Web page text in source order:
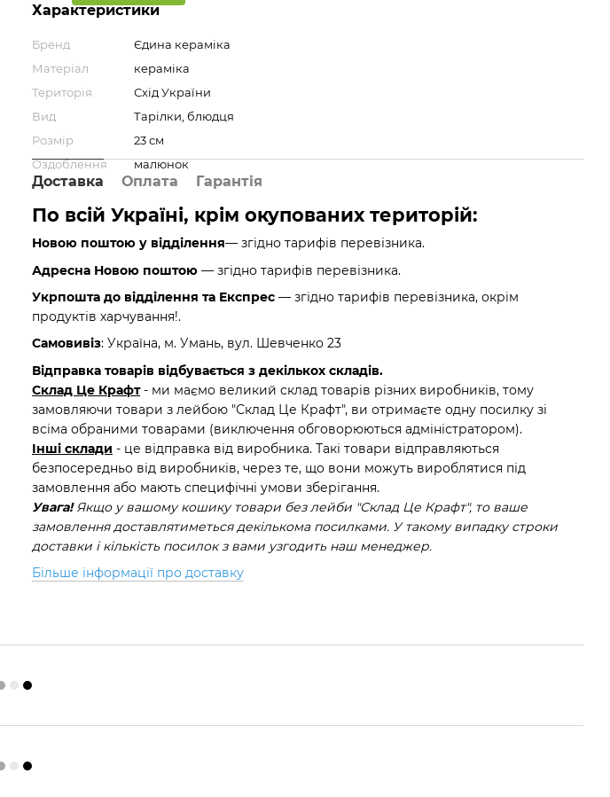
Характеристики
Бренд
Єдина кераміка
Матеріал
кераміка
Територія
Схід України
Вид
Тарілки, блюдця
Розмір
23 см
Оздоблення
малюнок
Доставка Оплата Гарантія
По всій Україні, крім окупованих територій:
Новою поштою у відділення— згідно тарифів перевізника.
Адресна Новою поштою — згідно тарифів перевізника.
Укрпошта до відділення та Експрес — згідно тарифів перевізника, окрім
продуктів харчування!.
Самовивіз: Україна, м. Умань, вул. Шевченко 23
Відправка товарів відбувається з декількох складів.
Склад Це Крафт- ми маємо великий склад товарів різних виробників, тому
замовляючи товари з лейбою "Склад Це Крафт", ви отримаєте одну посилку зі
всіма обраними товарами (виключення обговорюються адміністратором).
Інші склади - це відправка від виробника. Такі товари відправляються
безпосередньо від виробників, через те, що вони можуть вироблятися під
замовлення або мають специфічні умови зберігання.
Увага!Якщо у вашому кошику товари без лейби "Склад Це Крафт", то ваше
замовлення доставлятиметься декількома посилками. У такому випадку строки
доставки і кількість посилок з вами узгодить наш менеджер.
Більше інформації про доставку